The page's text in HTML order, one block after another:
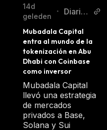
14d
geleden
•
Diario
Mubadala Capital
entra al mundo de la
tokenización en Abu
Dhabi con Coinbase
como inversor
Mubadala Capital
llevó una estrategia
de mercados
privados a Base,
Solana y Sui